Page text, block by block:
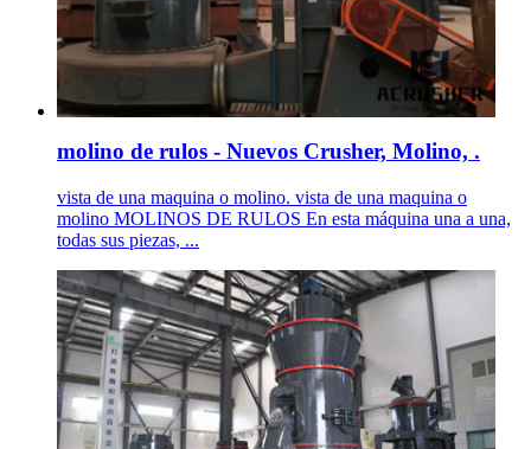
molino de rulos - Nuevos Crusher, Molino, .
vista de una maquina o molino. vista de una maquina o
molino MOLINOS DE RULOS En esta máquina una a una,
todas sus piezas, ...